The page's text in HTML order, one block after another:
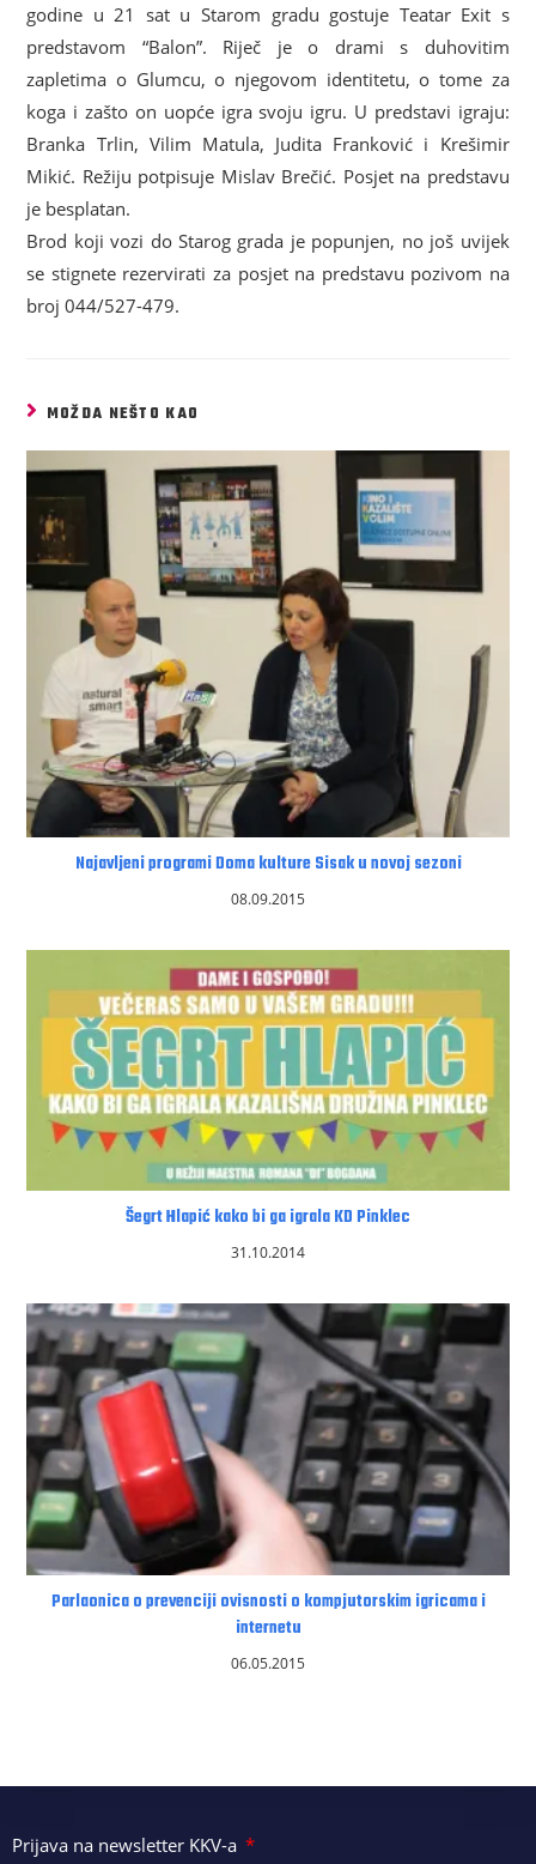
godine u 21 sat u Starom gradu gostuje Teatar Exit s
predstavom “Balon”. Riječ je o drami s duhovitim
zapletima o Glumcu, o njegovom identitetu, o tome za
koga i zašto on uopće igra svoju igru. U predstavi igraju:
Branka Trlin, Vilim Matula, Judita Franković i Krešimir
Mikić. Režiju potpisuje Mislav Brečić. Posjet na predstavu
je besplatan.
Brod koji vozi do Starog grada je popunjen, no još uvijek
se stignete rezervirati za posjet na predstavu pozivom na
broj 044/527-479.
MOŽDA NEŠTO KAO
Najavljeni programi Doma kulture Sisak u novoj sezoni
08.09.2015
Šegrt Hlapić kako bi ga igrala KD Pinklec
31.10.2014
Parlaonica o prevenciji ovisnosti o kompjutorskim igricama i
internetu
06.05.2015
Prijava na newsletter KKV-a